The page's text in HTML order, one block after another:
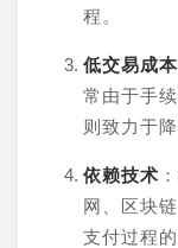
程。
低交易成本
常由于手
则致力于
依赖技术
网、区块
支付过程